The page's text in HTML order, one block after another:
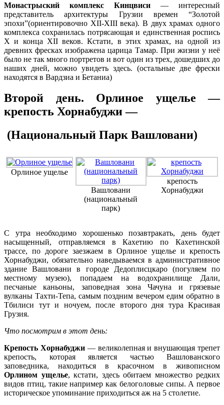
Монастрыский комплекс Кинцвиси — интересный
представитель архитектуры Грузии времен “Золотой
эпохи”(ориентировочно XII-XIII века). В двух храмах одного
комплекса сохранилась потрясающая и единственная роспись
X и конца XII веков. Кстати, в этих храмах, на одной из
древних фресках изображена царица Тамар. При жизни у неё
было не так много портретов и вот один из трех, дошедших до
наших дней, можно увидеть здесь. (остальные две фрески
находятся в Вардзиа и Бетаниа)
Второй день. Орлиное ущелье —
крепость Хорнабуджи —
(Национальный Парк Вашловани)
Орлиное ущелье
Вашловани
(национальный
парк)
крепость
Хорнабуджи
С утра необходимо хорошенько позавтракать, день будет
насыщенный, отправляемся в Кахетию по Кахетинской
трассе, по дороге заезжаем в Орлиное ущелье и крепость
Хорнабуджи, обязательно наведываемся в административное
здание Вашловани в городе Дедоплисцкаро (погуляем по
местному музею), попадаем на водохранилище Дали,
песчаные каньоны, заповедная зона Чачуна и грязевые
вулканы Тахти-Тепа, самым поздним вечером едим обратно в
Тбилиси тут и ночуем, после второго дня тура Красивая
Грузия.
Что посмотрим в этот день:
Крепость Хорнабуджи— великолепная и внушающая трепет
крепость, которая является частью Вашлованского
заповедника, находиться в красочном в живописном
Орлином ущелье, кстати, здесь обитаем множество редких
видов птиц, такие например как белоголовые сипы. А первое
историческое упоминание приходиться аж на 5 столетие.